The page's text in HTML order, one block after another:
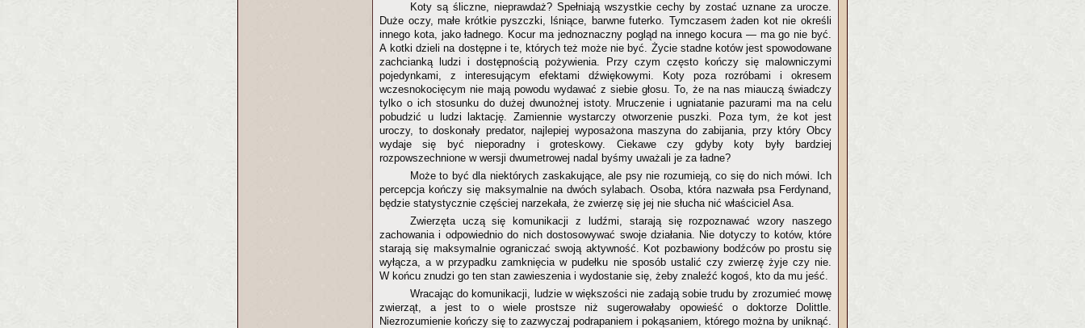
Koty są śliczne, nieprawdaż? Spełniają wszystkie cechy by zostać uznane za urocze.
Duże oczy, małe krótkie pyszczki, lśniące, barwne futerko. Tymczasem żaden kot nie określi
innego kota, jako ładnego. Kocur ma jednoznaczny pogląd na innego kocura — ma go nie być.
A kotki dzieli na dostępne i te, których też może nie być. Życie stadne kotów jest spowodowane
zachcianką ludzi i dostępnością pożywienia. Przy czym często kończy się malowniczymi
pojedynkami, z interesującym efektami dźwiękowymi. Koty poza rozróbami i okresem
wczesnokocięcym nie mają powodu wydawać z siebie głosu. To, że na nas miauczą świadczy
tylko o ich stosunku do dużej dwunożnej istoty. Mruczenie i ugniatanie pazurami ma na celu
pobudzić u ludzi laktację. Zamiennie wystarczy otworzenie puszki. Poza tym, że kot jest
uroczy, to doskonały predator, najlepiej wyposażona maszyna do zabijania, przy który Obcy
wydaje się być nieporadny i groteskowy. Ciekawe czy gdyby koty były bardziej
rozpowszechnione w wersji dwumetrowej nadal byśmy uważali je za ładne?
Może to być dla niektórych zaskakujące, ale psy nie rozumieją, co się do nich mówi. Ich
percepcja kończy się maksymalnie na dwóch sylabach. Osoba, która nazwała psa Ferdynand,
będzie statystycznie częściej narzekała, że zwierzę się jej nie słucha nić właściciel Asa.
Zwierzęta uczą się komunikacji z ludźmi, starają się rozpoznawać wzory naszego
zachowania i odpowiednio do nich dostosowywać swoje działania. Nie dotyczy to kotów, które
starają się maksymalnie ograniczać swoją aktywność. Kot pozbawiony bodźców po prostu się
wyłącza, a w przypadku zamknięcia w pudełku nie sposób ustalić czy zwierzę żyje czy nie.
W końcu znudzi go ten stan zawieszenia i wydostanie się, żeby znaleźć kogoś, kto da mu jeść.
Wracając do komunikacji, ludzie w większości nie zadają sobie trudu by zrozumieć mowę
zwierząt, a jest to o wiele prostsze niż sugerowałaby opowieść o doktorze Dolittle.
Niezrozumienie kończy się to zazwyczaj podrapaniem i pokąsaniem, którego można by uniknąć.